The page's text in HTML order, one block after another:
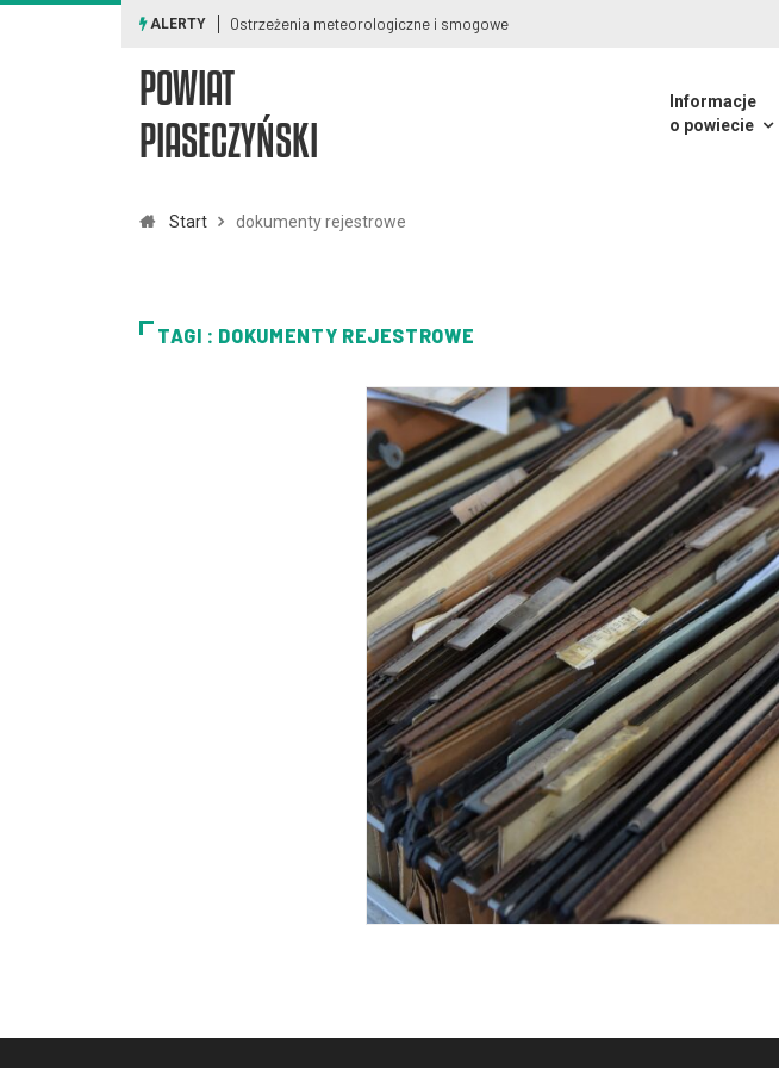
ALERTY Ostrzeżenia meteorologiczne i smogowe
POWIAT
PIASECZYŃSKI
Informacje
o powiecie
Start dokumenty rejestrowe
TAGI : DOKUMENTY REJESTROWE